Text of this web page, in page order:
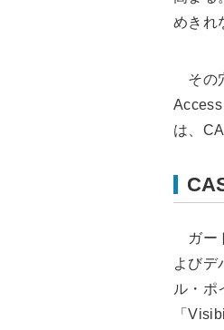
めきれ
その
は、
ガー
よびデ
ル・ポ
「